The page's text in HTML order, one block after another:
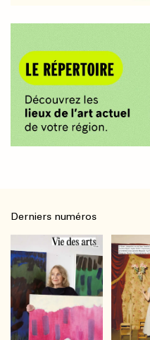
Derniers numéros